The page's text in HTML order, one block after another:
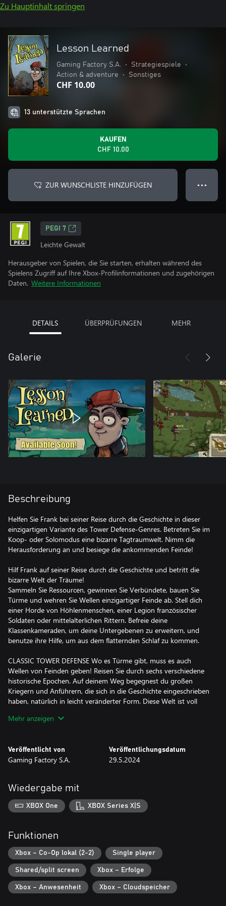
Zu Hauptinhalt springen
Lesson Learned
Gaming Factory S.A. • Strategiespiele
•
Action & adventure
• Sonstiges
CHF 10.00
13 unterstützte Sprachen
KAUFEN
CHF 10.00
ZUR WUNSCHLISTE HINZUFÜGEN ● ● ●
PEGI 7
Leichte Gewalt
Herausgeber von Spielen, die Sie starten, erhalten während des
Spielens Zugriff auf Ihre Xbox-Profilinformationen und zugehörigen
Daten. Weitere Informationen
DETAILS ÜBERPRÜFUNGEN MEHR
Galerie
Beschreibung
Helfen Sie Frank bei seiner Reise durch die Geschichte in dieser
einzigartigen Variante des Tower Defense-Genres. Betreten Sie im
Koop- oder Solomodus eine bizarre Tagtraumwelt. Nimm die
Herausforderung an und besiege die ankommenden Feinde!
Hilf Frank auf seiner Reise durch die Geschichte und betritt die
bizarre Welt der Träume!
Sammeln Sie Ressourcen, gewinnen Sie Verbündete, bauen Sie
Türme und wehren Sie Wellen einzigartiger Feinde ab. Stell dich
einer Horde von Höhlenmenschen, einer Legion französischer
Soldaten oder mittelalterlichen Rittern. Befreie deine
Klassenkameraden, um deine Untergebenen zu erweitern, und
benutze ihre Hilfe, um aus dem flatternden Schlaf zu kommen.
CLASSIC TOWER DEFENSE Wo es Türme gibt, muss es auch
Wellen von Feinden geben! Reisen Sie durch sechs verschiedene
historische Epochen. Auf deinem Weg begegnest du großen
Kriegern und Anführern, die sich in die Geschichte eingeschrieben
haben, natürlich in leicht veränderter Form. Diese Welt ist voll
aufzurüsten. Neben der Steinschleuder sind sie deine
Hauptverteidigung gegen deine Gegner. Setze deine Helfer im
deine Basis!
Koop- und Einzelspielermodi Begib dich auf dieses erstaunliche
Abenteuer in dieser verrückten Welt entweder allein oder mit
Mehr anzeigen
Veröffentlicht von
Gaming Factory S.A.
Veröffentlichungsdatum
29.5.2024
Wiedergabe mit
XBOX One XBOX Series X|S
Funktionen
Xbox – Co-Op lokal (2-2) Single player
Shared/split screen Xbox – Erfolge
Xbox – Anwesenheit Xbox – Cloudspeicher